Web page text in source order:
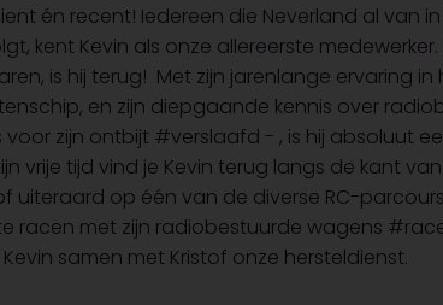
én recent! Iedereen die Neverland al van
kent Kevin als onze allereerste medewerker.
is hij terug! Met zijn jarenlange ervaring in
en zijn diepgaande kennis over
voor zijn ontbijt #verslaafd - , is hij absoluut
vrije tijd vind je Kevin terug langs de kant
uiteraard op één van de diverse RC-
racen met zijn radiobestuurde wagens
samen met Kristof onze hersteldienst.